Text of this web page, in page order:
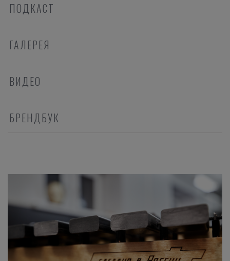
ПОДКАСТ
ГАЛЕРЕЯ
ВИДЕО
БРЕНДБУК